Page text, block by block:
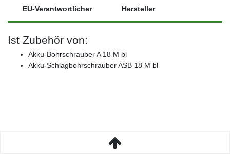
EU-Verantwortlicher Hersteller
Ist Zubehör von:
Akku-Bohrschrauber A 18 M bl
Akku-Schlagbohrschrauber ASB 18 M bl